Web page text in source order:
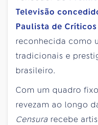
Televisão
Paulista de
reconhecida como
tradicionais e
brasileiro.
Com um quadro
revezam ao longo
Censura recebe